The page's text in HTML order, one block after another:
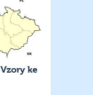
Vzory ke